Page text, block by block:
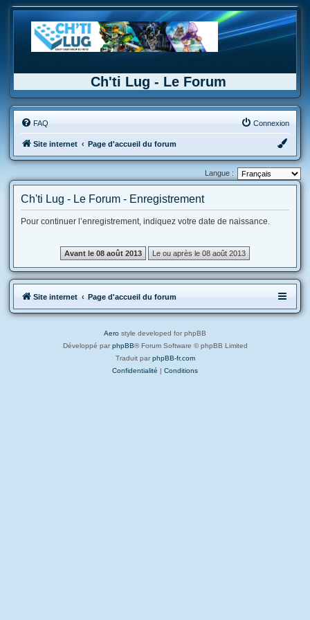
Ch'ti Lug - Le Forum
FAQ Connexion
Site internet Page d'accueil du forum
Langue :
Ch'ti Lug - Le Forum - Enregistrement
Pour continuer l’enregistrement, indiquez votre date de naissance.
Site internet Page d'accueil du forum
Aero style developed for phpBB
Développé par phpBB® Forum Software © phpBB Limited
Traduit par phpBB-fr.com
Confidentialité | Conditions